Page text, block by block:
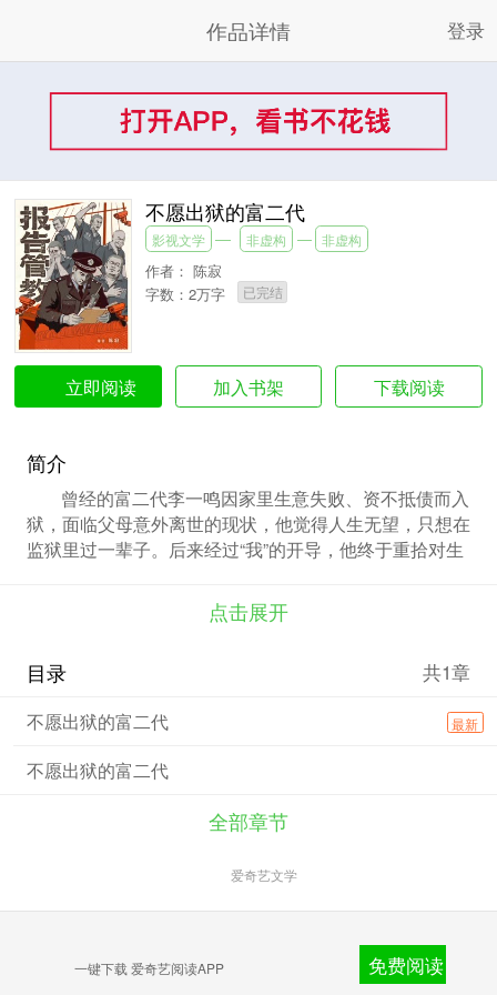
作品详情 登录
不愿出狱的富二代
影视文学 非虚构 非虚构
作者： 陈寂
字数：2万字
已完结
立即阅读 加入书架 下载阅读
简介
曾经的富二代李一鸣因家里生意失败、资不抵债而入
狱，面临父母意外离世的现状，他觉得人生无望，只想在
监狱里过一辈子。后来经过“我”的开导，他终于重拾对生
点击展开
目录 共1章
不愿出狱的富二代 最新
不愿出狱的富二代
全部章节
一键下载 爱奇艺阅读APP 免费阅读
爱奇艺文学